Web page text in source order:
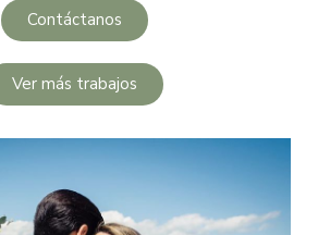
Contáctanos
Ver más trabajos